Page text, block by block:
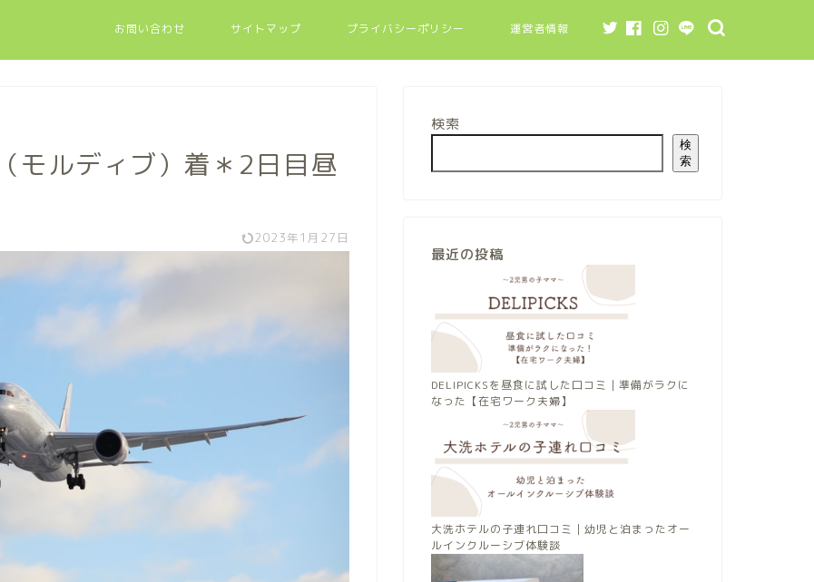
お問い合わせ サイトマップ プライバシーポリシー 運営者情報
モルディブ）着＊2日目昼
2023年1月27日
検索
検
索
最近の投稿
DELIPICKSを昼食に試した口コミ｜準備がラクに
なった【在宅ワーク夫婦】
大洗ホテルの子連れ口コミ｜幼児と泊まったオー
ルインクルーシブ体験談